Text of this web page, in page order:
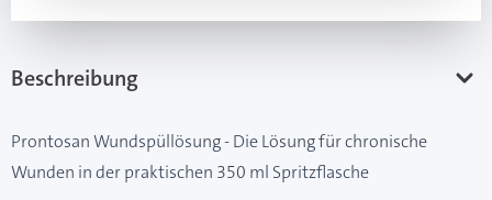
Beschreibung
Prontosan Wundspüllösung - Die Lösung für chronische
Wunden in der praktischen 350 ml Spritzflasche